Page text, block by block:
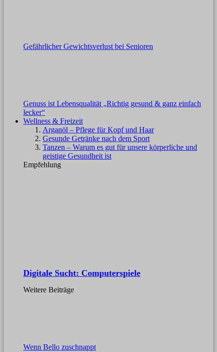
Gefährlicher Gewichtsverlust bei Senioren
Genuss ist Lebensqualität „Richtig gesund & ganz einfach
lecker“
Wellness & Freizeit
Arganöl – Pflege für Kopf und Haar
Gesunde Getränke nach dem Sport
Tanzen – Warum es gut für unsere körperliche und
geistige Gesundheit ist
Empfehlung
Digitale Sucht: Computerspiele
Weitere Beiträge
Wenn Bello zuschnappt